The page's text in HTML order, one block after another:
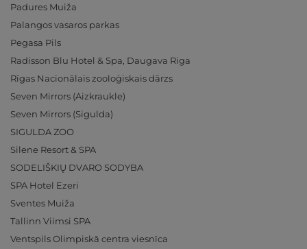
Padures Muiža
Palangos vasaros parkas
Pegasa Pils
Radisson Blu Hotel & Spa, Daugava Riga
Rīgas Nacionālais zooloģiskais dārzs
Seven Mirrors (Aizkraukle)
Seven Mirrors (Sigulda)
SIGULDA ZOO
Silene Resort & SPA
SODELIŠKIŲ DVARO SODYBA
SPA Hotel Ezeri
Sventes Muiža
Tallinn Viimsi SPA
Ventspils Olimpiskā centra viesnīca